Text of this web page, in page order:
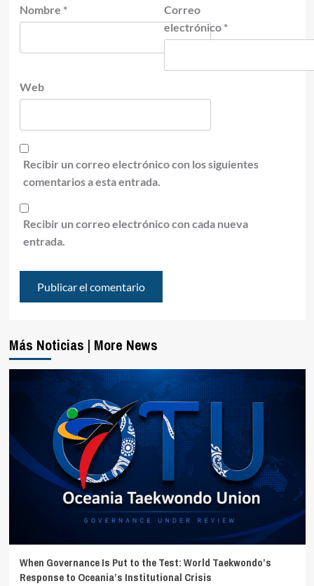
Nombre *
Correo
electrónico *
Web
Recibir un correo electrónico con los siguientes
comentarios a esta entrada.
Recibir un correo electrónico con cada nueva
entrada.
Más Noticias | More News
When Governance Is Put to the Test: World Taekwondo’s
Response to Oceania’s Institutional Crisis